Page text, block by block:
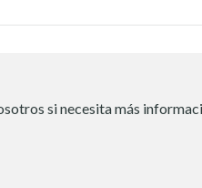
si necesita más